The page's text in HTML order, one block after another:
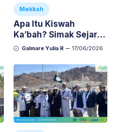
Mekkah
Apa Itu Kiswah
Ka’bah? Simak Sejarah
dan Fakta Menariknya
Galmare Yulia R 17/06/2026